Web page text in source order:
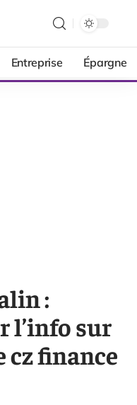
Entreprise Épargne
:
l’info sur
finance